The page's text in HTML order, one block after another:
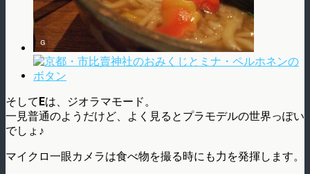
そしてEは、ジオラマモード。
一見普通のようだけど、よく見るとプラモデルの世界っぽい
でしょ♪
マイクロ一眼カメラは食べ物を撮る時にも力を発揮します。